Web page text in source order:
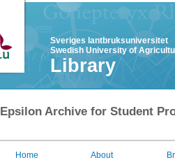
Sveriges lantbruksuniversitet
Swedish University of
Library
Epsilon Archive for Student
Home About